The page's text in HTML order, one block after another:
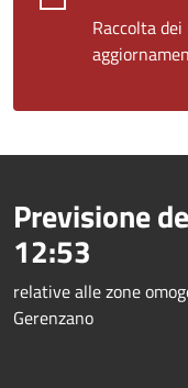
Raccolta
Previsione
12:53
relative alle zone
Gerenzano